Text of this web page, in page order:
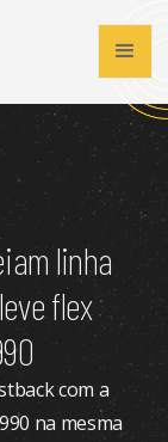
linha
flex
com a
na mesma